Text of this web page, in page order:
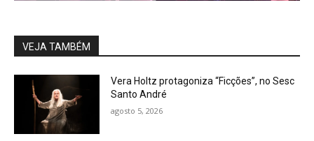
VEJA TAMBÉM
Vera Holtz protagoniza “Ficções”, no Sesc
Santo André
agosto 5, 2026